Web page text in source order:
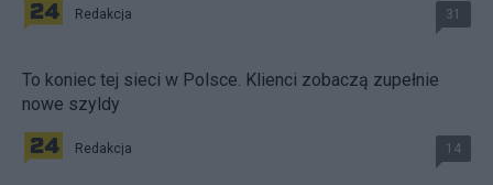
Redakcja 31
To koniec tej sieci w Polsce. Klienci zobaczą zupełnie
nowe szyldy
Redakcja 14